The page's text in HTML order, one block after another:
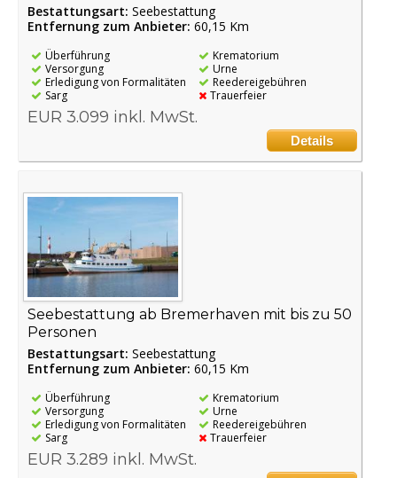
Bestattungsart: Seebestattung
Entfernung zum Anbieter: 60,15 Km
Überführung
Versorgung
Erledigung von Formalitäten
Sarg
Krematorium
Urne
Reedereigebühren
Trauerfeier
EUR 3.099 inkl. MwSt.
Details
Seebestattung ab Bremerhaven mit bis zu 50
Personen
Bestattungsart: Seebestattung
Entfernung zum Anbieter: 60,15 Km
Überführung
Versorgung
Erledigung von Formalitäten
Sarg
Krematorium
Urne
Reedereigebühren
Trauerfeier
EUR 3.289 inkl. MwSt.